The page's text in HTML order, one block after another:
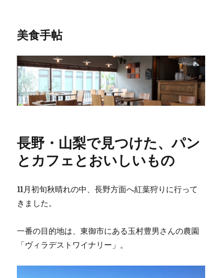
美食手帖
長野・山梨で見つけた、パン
とカフェとおいしいもの
11月初旬秋晴れの中、長野方面へ紅葉狩りに行って
きました。
一番の目的地は、東御市にある玉村豊男さんの農園
「ヴィラデストワイナリー」。